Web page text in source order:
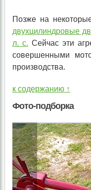
Позже на
двухцилиндровые
л. с. Сейчас эти
совершенными
производства.
к содержанию ↑
Фото-подборка